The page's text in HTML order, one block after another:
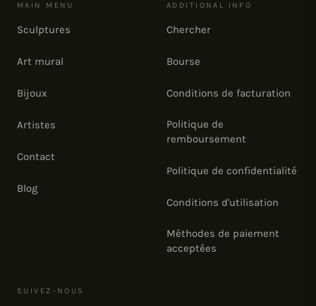
MAIN MENU
Sculptures
Art mural
Bijoux
Artistes
Contact
Blog
ADDITIONAL INFO
Chercher
Bourse
Conditions de facturation
Politique de
remboursement
Politique de confidentialité
Conditions d'utilisation
Méthodes de paiement
acceptées
SUIVEZ-NOUS